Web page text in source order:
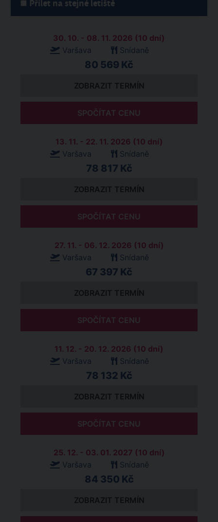
Přílet na stejné letiště
30. 10. - 08. 11. 2026 (10 dní)
Varšava
Snídaně
80 569 Kč
ZOBRAZIT TERMÍN
SPOČÍTAT CENU
13. 11. - 22. 11. 2026 (10 dní)
Varšava
Snídaně
78 817 Kč
ZOBRAZIT TERMÍN
SPOČÍTAT CENU
27. 11. - 06. 12. 2026 (10 dní)
Varšava
Snídaně
67 397 Kč
ZOBRAZIT TERMÍN
SPOČÍTAT CENU
11. 12. - 20. 12. 2026 (10 dní)
Varšava
Snídaně
78 132 Kč
ZOBRAZIT TERMÍN
SPOČÍTAT CENU
25. 12. - 03. 01. 2027 (10 dní)
Varšava
Snídaně
84 350 Kč
ZOBRAZIT TERMÍN